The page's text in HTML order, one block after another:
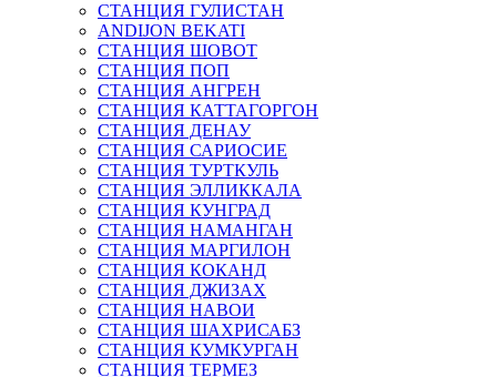
СТАНЦИЯ ГУЛИСТАН
ANDIJON BEKATI
СТАНЦИЯ ШОВОТ
СТАНЦИЯ ПОП
СТАНЦИЯ АНГРЕН
СТАНЦИЯ КАТТАГОРГОН
СТАНЦИЯ ДЕНАУ
СТАНЦИЯ САРИОСИЕ
СТАНЦИЯ ТУРТКУЛЬ
СТАНЦИЯ ЭЛЛИККАЛА
СТАНЦИЯ КУНГРАД
СТАНЦИЯ НАМАНГАН
СТАНЦИЯ МАРГИЛОН
СТАНЦИЯ КОКАНД
СТАНЦИЯ ДЖИЗАХ
СТАНЦИЯ НАВОИ
СТАНЦИЯ ШАХРИСАБЗ
СТАНЦИЯ КУМКУРГАН
СТАНЦИЯ ТЕРМЕЗ